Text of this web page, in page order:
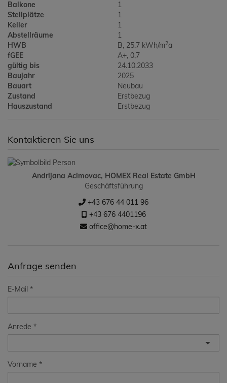
Balkone
1
Stellplätze
1
Keller
1
Abstellräume
1
HWB
B, 25.7 kWh/m2a
fGEE
A+, 0,7
gültig bis
24.10.2033
Baujahr
2025
Bauart
Neubau
Zustand
Erstbezug
Hauszustand
Erstbezug
Kontaktieren Sie uns
Andrijana Acimovac, HOMEX Real Estate GmbH
Geschäftsführung
+43 676 44 011 96
+43 676 4401196
office@home-x.at
Anfrage senden
E-Mail
Anrede
Vorname